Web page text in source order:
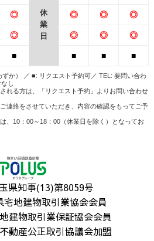
休
業
日
◎ ◎ ◎ ◎
◎ ◎ ◎ ◎
■ ■ ■ ■
か） ／ ■: リクエスト予約可／ TEL: 要問い合わ
し
れる方は、「リクエスト予約」よりお問い合わせ
連絡をさせていただき、内容の確認をもってご予
、10：00～18：00（休業日を除く）となってお
県知事(13)第8059号
宅地建物取引業協会会員
建物取引業保証協会会員
動産公正取引協議会加盟